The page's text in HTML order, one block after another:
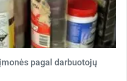
pagal darbuotojų